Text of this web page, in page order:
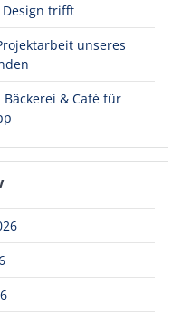
trifft
unseres
& Café für